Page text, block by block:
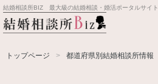
結婚相談所BIZ 最大級の結婚相談・婚活ポータルサイト
トップページ 都道府県別結婚相談所情報